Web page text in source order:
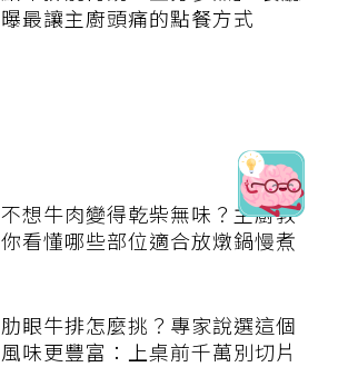
曝最讓主廚頭痛的點餐方式
不想牛肉變得乾柴無味？主廚教
你看懂哪些部位適合放燉鍋慢煮
肋眼牛排怎麼挑？專家說選這個
風味更豐富：上桌前千萬別切片